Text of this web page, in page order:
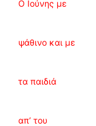
με
με